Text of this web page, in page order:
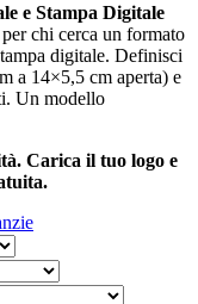
e Stampa Digitale
chi cerca un formato
digitale. Definisci
a 14×5,5 cm aperta) e
Un modello
Carica il tuo logo e